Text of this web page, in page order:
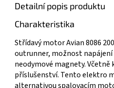
Detailní popis produktu
Charakteristika
Střídavý motor Avian 8086
outrunner, možnost napájení
neodymové magnety.
příslušenství. Tento elektro
alternativou spalovacím